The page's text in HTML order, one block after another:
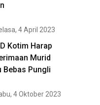
4 April 2023
Kotim Harap
Murid
Bebas Pungli
4 Oktober 2023